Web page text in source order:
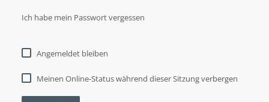
Ich habe mein Passwort vergessen
Angemeldet bleiben
Meinen Online-Status während dieser Sitzung verbergen